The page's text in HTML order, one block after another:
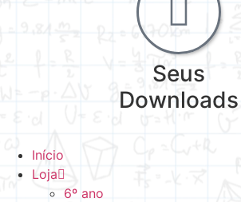
Seus
Downloads
Início
Loja
6º ano